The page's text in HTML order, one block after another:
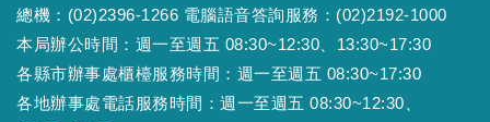
總機：(02)2396-1266 電腦語音答詢服務：(02)2192-1000
本局辦公時間：週一至週五 08:30~12:30、13:30~17:30
各縣市辦事處櫃檯服務時間：週一至週五 08:30~17:30
各地辦事處電話服務時間：週一至週五 08:30~12:30、